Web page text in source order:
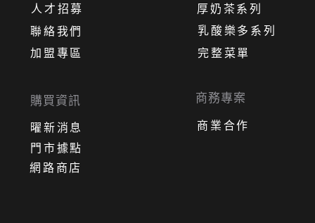
人才招募
網路商店
門市據點
曜新消息
購買資訊
聯絡我們
加盟專區
商務專案
商業合作
乳酸樂多系列
厚奶茶系列
完整菜單